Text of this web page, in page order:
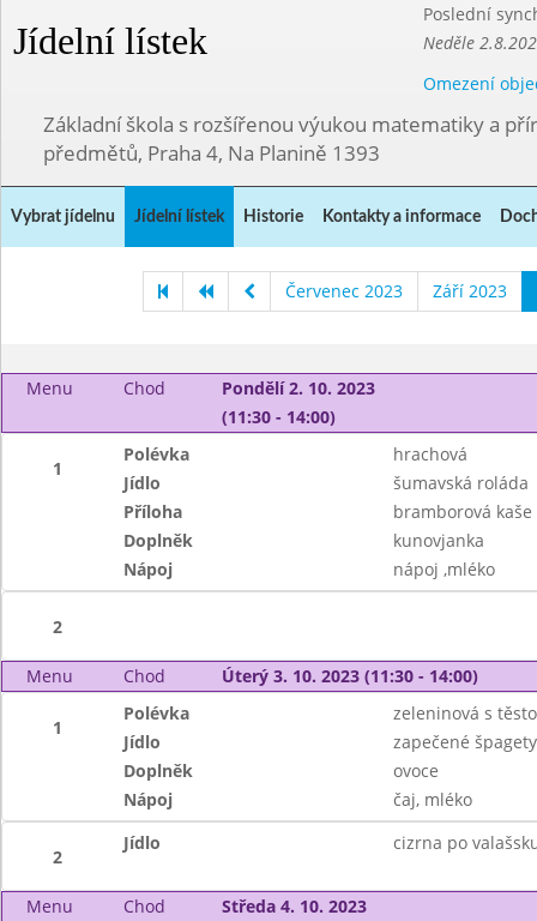
Jídelní lístek
Poslední
Neděle
Omezení
Základní škola s rozšířenou výukou matematiky a
předmětů, Praha 4, Na Planině 1393
Vybrat jídelnu Jídelní lístek Historie Kontakty a informace
Červenec 2023 Září 2023
Menu Chod
Pondělí 2. 10. 2023
(11:30 - 14:00)
1
Polévka
hrachová
Jídlo
šumavská roláda
Příloha
bramborová kaše
Doplněk
kunovjanka
Nápoj
nápoj ,mléko
2
Menu Chod Úterý 3. 10. 2023 (11:30 - 14:00)
1
Polévka
zeleninová s
Jídlo
zapečené
Doplněk
ovoce
Nápoj
čaj, mléko
2
Jídlo cizrna po
Menu Chod
Středa 4. 10. 2023